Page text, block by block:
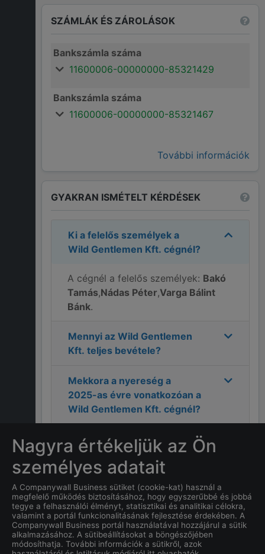
SZÁMLÁK ÉS ZÁROLÁSOK
Bankszámla száma
11600006-00000000-85321429
Bankszámla száma
11600006-00000000-85321467
További információk
GYAKRAN ISMÉTELT KÉRDÉSEK
Ki a felelős személyek a
Wild Gentlemen Kft. cégnél?
A cégnél a felelős személyek: Bakó
Tamás,Nádas Péter,Varga Bálint
Bánk.
Mennyi az Wild Gentlemen
Kft. teljes bevétele?
Mekkora a nyereség a
2025-as évre vonatkozóan a
Wild Gentlemen Kft. cégnél?
Mi Wild Gentlemen Kft.
címe?
Hány alkalmazottja van a
Wild Gentlemen Kft.
cégnek?
Mi aWild Gentlemen Kft.
Nagyra értékeljük az Ön
személyes adatait
A Companywall Business sütiket (cookie-kat) használ a
megfelelő működés biztosításához, hogy egyszerűbbé és jobbá
tegye a felhasználói élményt, statisztikai és analitikai célokra,
valamint a portál funkcionalitásának fejlesztése érdekében. A
Companywall Business portál használatával hozzájárul a sütik
alkalmazásához. A sütibeállításokat a böngészőjében
módosíthatja. További információk a sütikről, azok